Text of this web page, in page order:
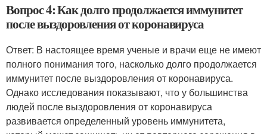
Вопрос 4: Как долго продолжается иммунитет
после выздоровления от коронавируса
Ответ: В настоящее время ученые и врачи еще не имеют
полного понимания того, насколько долго продолжается
иммунитет после выздоровления от коронавируса.
Однако исследования показывают, что у большинства
людей после выздоровления от коронавируса
развивается определенный уровень иммунитета,